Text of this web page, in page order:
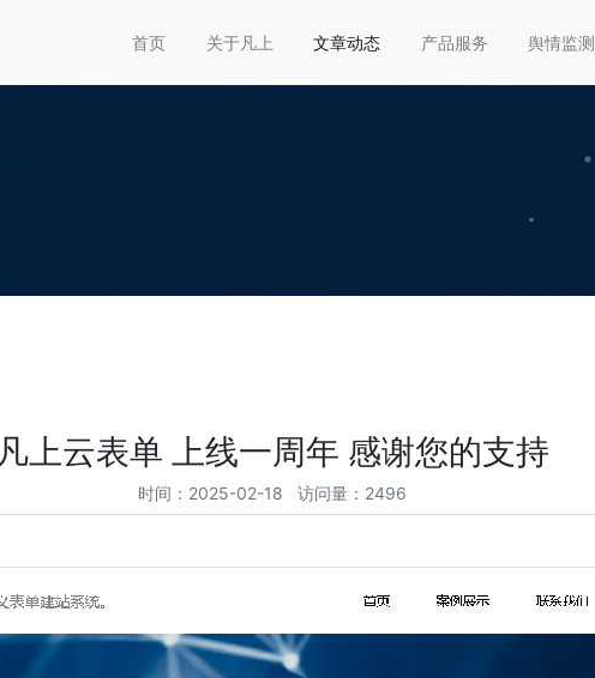
首页 关于凡上 文章动态 产品服务 舆情监测
凡上云表单 上线一周年 感谢您的支持
时间：2025-02-18 访问量：2496